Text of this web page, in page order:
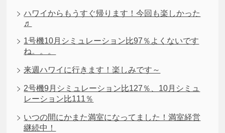
ハワイからもうすぐ帰ります！今回も楽しかった
♬
1号機10月シミュレーション比97％よくないです
ね。。。
来週ハワイに行きます！楽しみです～
2号機9月シミュレーション比127％、10月シミュ
レーション比111％
いつの間にかまた満室になってました！満室経営
継続中！